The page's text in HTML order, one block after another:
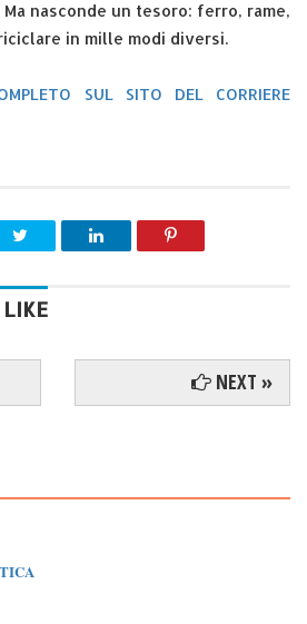
nasconde un tesoro: ferro, rame,
in mille modi diversi.
SUL SITO DEL CORRIERE
NEXT »